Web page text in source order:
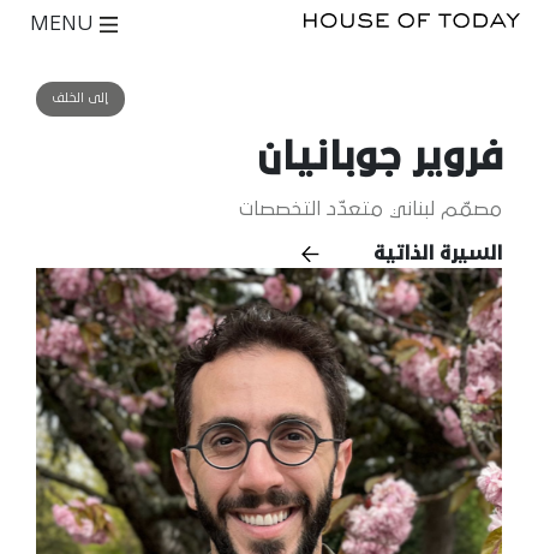
إلى الخلف
فروير جوبانيان
مصمّم لبناني متعدّد التخصصات
السيرة الذاتية